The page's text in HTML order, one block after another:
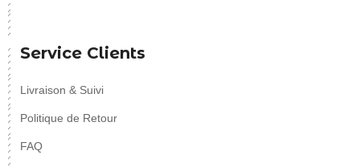
Service Clients
Livraison & Suivi
Politique de Retour
FAQ